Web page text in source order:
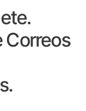
Correos